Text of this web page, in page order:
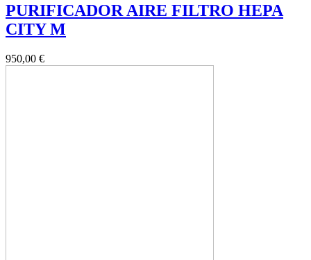
PURIFICADOR AIRE FILTRO HEPA
CITY M
950,00 €